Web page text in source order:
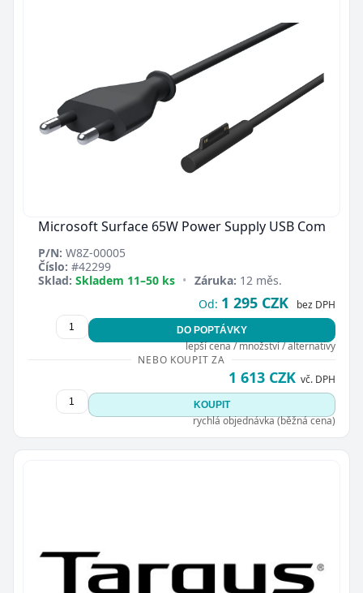
Microsoft Surface 65W Power Supply USB Com
P/N: W8Z-00005
Číslo: #42299
Sklad: Skladem 11–50 ks • Záruka: 12 měs.
Od: 1 295 CZK bez DPH
DO POPTÁVKY
lepší cena / množství / alternativy
NEBO KOUPIT ZA
1 613 CZK vč. DPH
KOUPIT
rychlá objednávka (běžná cena)